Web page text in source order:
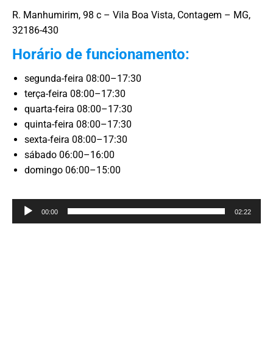
R. Manhumirim, 98 c – Vila Boa Vista, Contagem – MG,
32186-430
Horário de funcionamento:
segunda-feira 08:00–17:30
terça-feira 08:00–17:30
quarta-feira 08:00–17:30
quinta-feira 08:00–17:30
sexta-feira 08:00–17:30
sábado 06:00–16:00
domingo 06:00–15:00
Reprodutor
de
00:00 02:22